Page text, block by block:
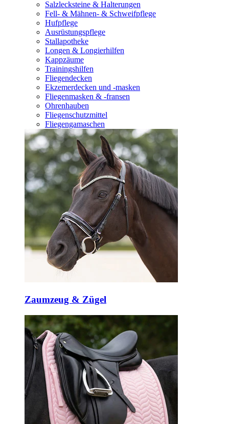
Salzlecksteine & Halterungen
Fell- & Mähnen- & Schweifpflege
Hufpflege
Ausrüstungspflege
Stallapotheke
Longen & Longierhilfen
Kappzäume
Trainingshilfen
Fliegendecken
Ekzemerdecken und -masken
Fliegenmasken & -fransen
Ohrenhauben
Fliegenschutzmittel
Fliegengamaschen
Zaumzeug & Zügel